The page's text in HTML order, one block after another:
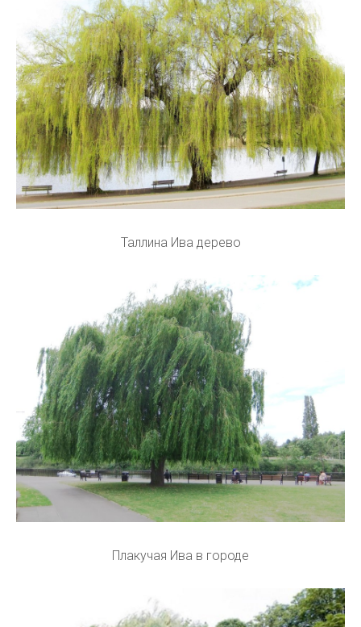
Таллина Ива дерево
Плакучая Ива в городе